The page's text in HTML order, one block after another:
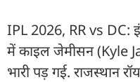
IPL 2026, RR vs DC:
में काइल जेमीसन (Kyle
भारी पड़ गई. राजस्थान